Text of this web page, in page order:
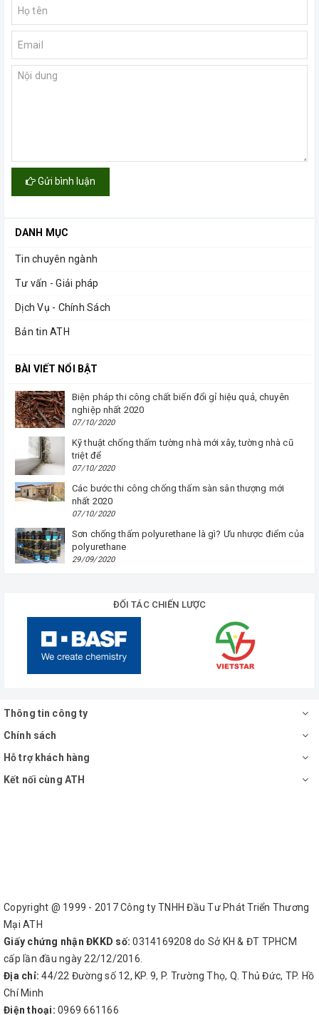
Gửi bình luận
DANH MỤC
Tin chuyên ngành
Tư vấn - Giải pháp
Dịch Vụ - Chính Sách
Bản tin ATH
BÀI VIẾT NỔI BẬT
Biện pháp thi công chất biến đổi gỉ hiệu quả, chuyên
nghiệp nhất 2020
07/10/2020
Kỹ thuật chống thấm tường nhà mới xây, tường nhà cũ
triệt để
07/10/2020
Các bước thi công chống thấm sàn sân thượng mới
nhất 2020
07/10/2020
Sơn chống thấm polyurethane là gì? Ưu nhược điểm của
polyurethane
29/09/2020
ĐỐI TÁC CHIẾN LƯỢC
Thông tin công ty
Chính sách
Hỗ trợ khách hàng
Kết nối cùng ATH
Copyright @ 1999 - 2017 Công ty TNHH Đầu Tư Phát Triển Thương
Mại ATH
Giấy chứng nhận ĐKKD số: 0314169208 do Sở KH & ĐT TPHCM
cấp lần đầu ngày 22/12/2016.
Địa chỉ: 44/22 Đường số 12, KP. 9, P. Trường Thọ, Q. Thủ Đức, TP. Hồ
Chí Minh
Điện thoại: 0969 661166